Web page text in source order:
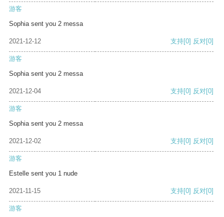
游客
Sophia sent you 2 messa
2021-12-12 支持[0] 反对[0]
游客
Sophia sent you 2 messa
2021-12-04 支持[0] 反对[0]
游客
Sophia sent you 2 messa
2021-12-02 支持[0] 反对[0]
游客
Estelle sent you 1 nude
2021-11-15 支持[0] 反对[0]
游客